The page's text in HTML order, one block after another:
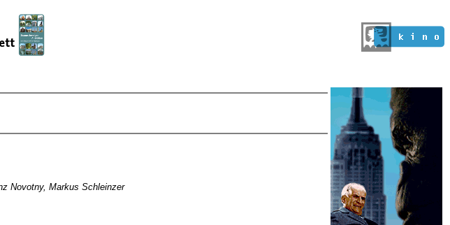
Novotny, Markus Schleinzer